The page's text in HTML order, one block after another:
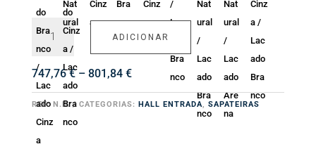
Quantidade
Sapateira
Due
ADICIONAR
747,76€ – 801,84 €Price
747,76 €
REF: N.D. CATEGORIAS: HALL ENTRADA, SAPATEIRAS